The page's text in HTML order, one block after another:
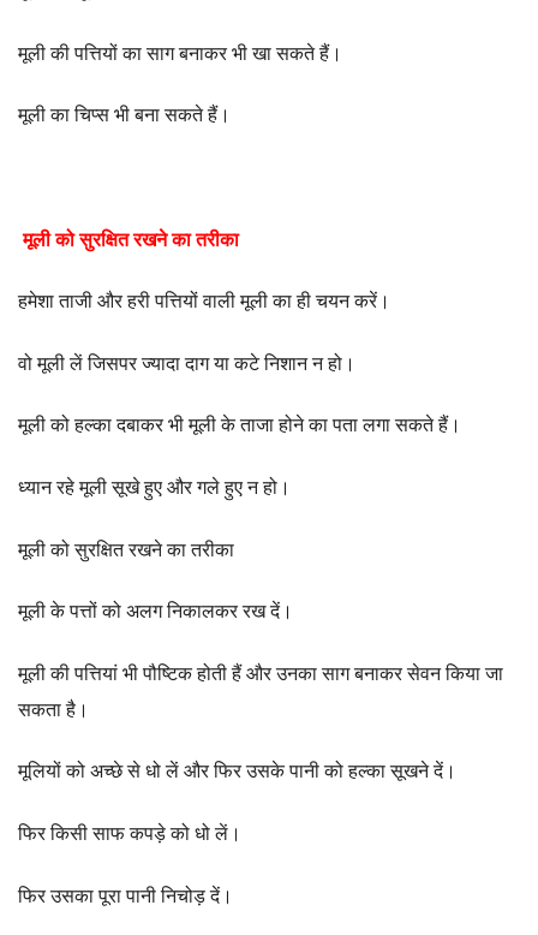
मूली की पत्तियों का साग बनाकर भी खा सकते हैं।
मूली का चिप्स भी बना सकते हैं।
मूली को सुरक्षित रखने का तरीका
हमेशा ताजी और हरी पत्तियों वाली मूली का ही चयन करें।
वो मूली लें जिसपर ज्यादा दाग या कटे निशान न हो।
मूली को हल्का दबाकर भी मूली के ताजा होने का पता लगा सकते हैं।
ध्यान रहे मूली सूखे हुए और गले हुए न हो।
मूली को सुरक्षित रखने का तरीका
मूली के पत्तों को अलग निकालकर रख दें।
मूली की पत्तियां भी पौष्टिक होती हैं और उनका साग बनाकर सेवन किया जा
सकता है।
मूलियों को अच्छे से धो लें और फिर उसके पानी को हल्का सूखने दें।
फिर किसी साफ कपड़े को धो लें।
फिर उसका पूरा पानी निचोड़ दें।